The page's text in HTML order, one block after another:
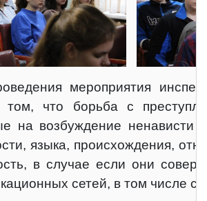
мероприятия
том, что борьба с
на возбуждение
языка, происхождения,
в случае если они
сетей, в том числе